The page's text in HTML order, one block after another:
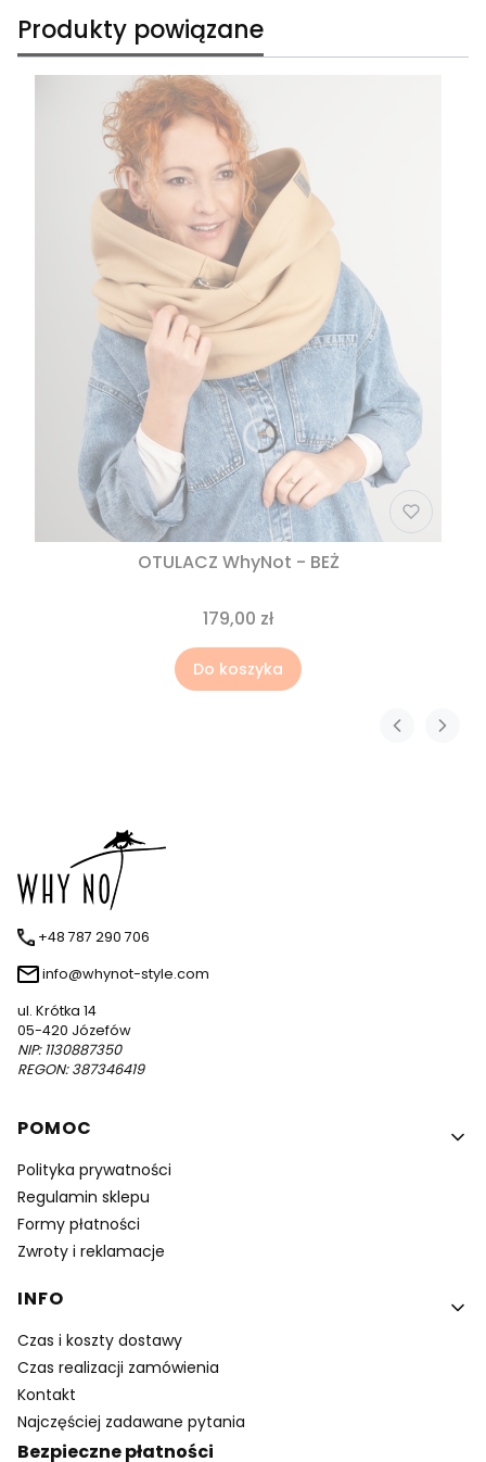
Produkty powiązane
OTULACZ WhyNot - BEŻ
179,00 zł
Do koszyka
+48 787 290 706
info@whynot-style.com
ul. Krótka 14
05-420 Józefów
NIP: 1130887350
REGON: 387346419
Linki w stopce
POMOC
Polityka prywatności
Regulamin sklepu
Formy płatności
Zwroty i reklamacje
INFO
Czas i koszty dostawy
Czas realizacji zamówienia
Kontakt
Najczęściej zadawane pytania
Bezpieczne płatności